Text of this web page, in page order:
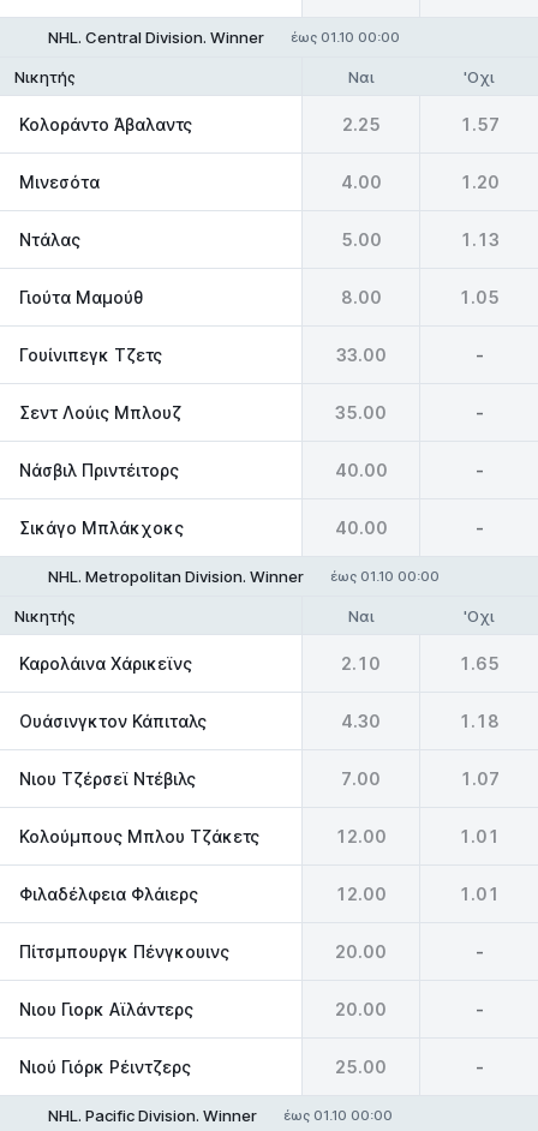
NHL. Central Division. Winner έως 01.10 00:00
Νικητής Ναι 'Οχι
Κολοράντο Άβαλαντς 2.25 1.57
Μινεσότα 4.00 1.20
Ντάλας 5.00 1.13
Γιούτα Μαμούθ 8.00 1.05
Γουίνιπεγκ Τζετς 33.00 -
Σεντ Λούις Μπλουζ 35.00 -
Νάσβιλ Πριντέιτορς 40.00 -
Σικάγο Μπλάκχοκς 40.00 -
NHL. Metropolitan Division. Winner έως 01.10 00:00
Νικητής Ναι 'Οχι
Καρολάινα Χάρικεϊνς 2.10 1.65
Ουάσινγκτον Κάπιταλς 4.30 1.18
Νιου Τζέρσεϊ Ντέβιλς 7.00 1.07
Κολούμπους Μπλου Τζάκετς 12.00 1.01
Φιλαδέλφεια Φλάιερς 12.00 1.01
Πίτσμπουργκ Πένγκουινς 20.00 -
Νιου Γιορκ Αϊλάντερς 20.00 -
Νιού Γιόρκ Ρέιντζερς 25.00 -
NHL. Pacific Division. Winner έως 01.10 00:00